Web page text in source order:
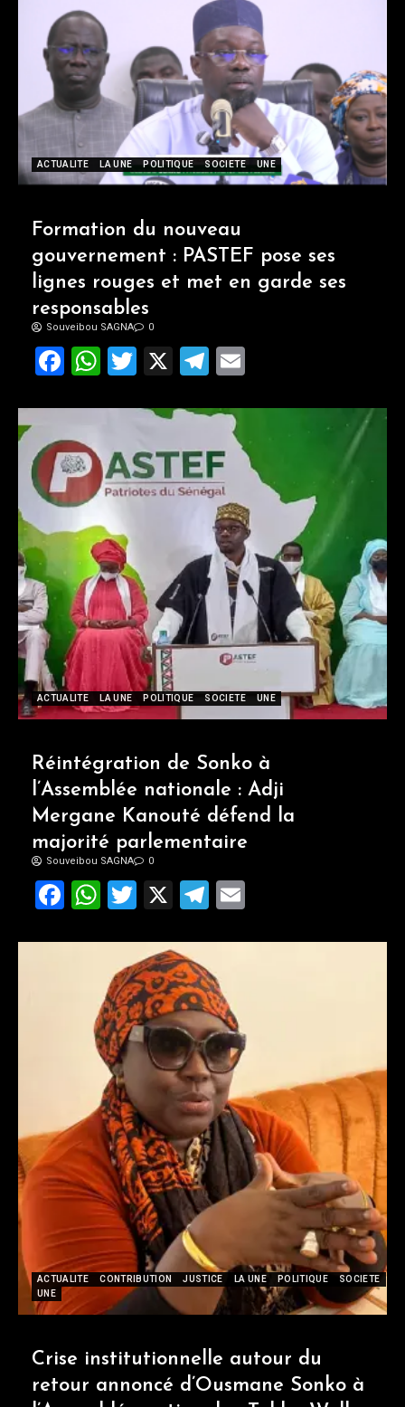
ACTUALITE LA UNE POLITIQUE SOCIETE UNE
ACTUALITE LA UNE POLITIQUE SOCIETE UNE
Formation du nouveau
gouvernement : PASTEF pose ses
lignes rouges et met en garde ses
responsables
Souveibou SAGNA 0
Facebook
WhatsApp
Twitter
X Telegram
ACTUALITE CONTRIBUTION JUSTICE LA UNE POLITIQUE
SOCIETE
UNE
Réintégration de Sonko à
l’Assemblée nationale : Adji
Mergane Kanouté défend la
majorité parlementaire
Souveibou SAGNA 0
Facebook
WhatsApp
Twitter
X Telegram
Crise institutionnelle autour du
retour annoncé d’Ousmane Sonko à